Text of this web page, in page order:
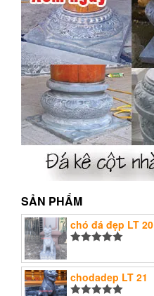
SẢN PHẨM
chó đá đẹp LT 20
hạng5.005
chodadep LT 21